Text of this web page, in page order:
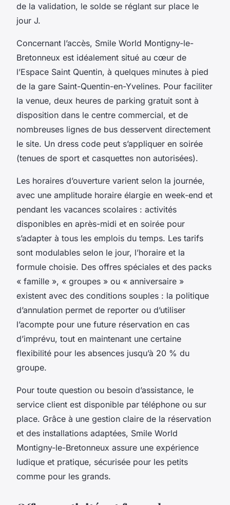
de la validation, le solde se réglant sur place le
jour J.
Concernant l’accès, Smile World Montigny-le-
Bretonneux est idéalement situé au cœur de
l’Espace Saint Quentin, à quelques minutes à pied
de la gare Saint-Quentin-en-Yvelines. Pour faciliter
la venue, deux heures de parking gratuit sont à
disposition dans le centre commercial, et de
nombreuses lignes de bus desservent directement
le site. Un dress code peut s’appliquer en soirée
(tenues de sport et casquettes non autorisées).
Les horaires d’ouverture varient selon la journée,
avec une amplitude horaire élargie en week-end et
pendant les vacances scolaires : activités
disponibles en après-midi et en soirée pour
s’adapter à tous les emplois du temps. Les tarifs
sont modulables selon le jour, l’horaire et la
formule choisie. Des offres spéciales et des packs
« famille », « groupes » ou « anniversaire »
existent avec des conditions souples : la politique
d’annulation permet de reporter ou d’utiliser
l’acompte pour une future réservation en cas
d’imprévu, tout en maintenant une certaine
flexibilité pour les absences jusqu’à 20 % du
groupe.
Pour toute question ou besoin d’assistance, le
service client est disponible par téléphone ou sur
place. Grâce à une gestion claire de la réservation
et des installations adaptées, Smile World
Montigny-le-Bretonneux assure une expérience
ludique et pratique, sécurisée pour les petits
comme pour les grands.